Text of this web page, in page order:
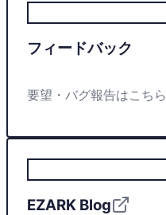
フィードバック
要望・バグ報告はこちら
EZARK Blog